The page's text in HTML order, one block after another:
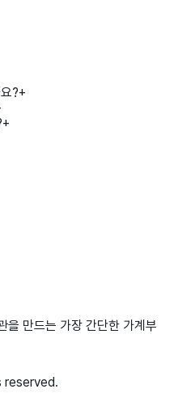
?+
+
을 만드는 가장 간단한 가계부
reserved.